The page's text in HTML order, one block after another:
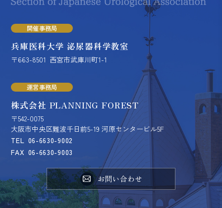
開催事務局
兵庫医科大学 泌尿器科学教室
〒663-8501 西宮市武庫川町1-1
運営事務局
株式会社 PLANNING FOREST
〒542-0075
大阪市中央区難波千日前5-19 河原センタービル5F
TEL 06-6630-9002
FAX 06-6630-9003
お問い合わせ